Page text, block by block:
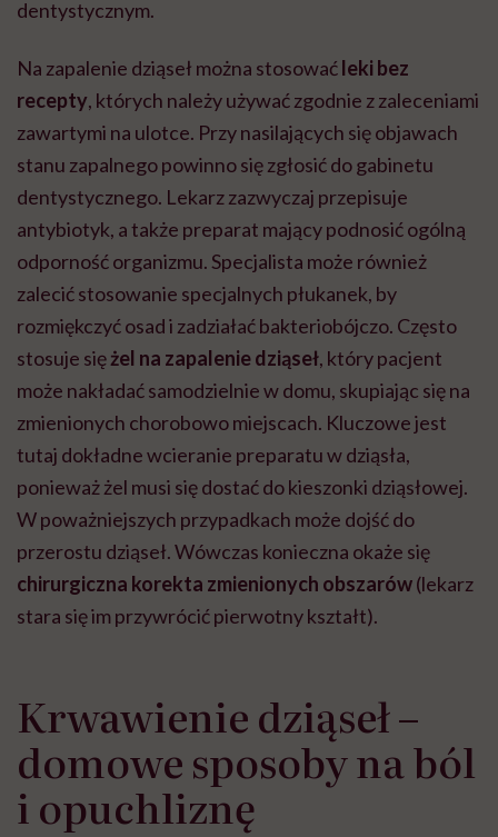
dentystycznym.
Na zapalenie dziąseł można stosowaćleki bez
recepty, których należy używać zgodnie z zaleceniami
zawartymi na ulotce. Przy nasilających się objawach
stanu zapalnego powinno się zgłosić do gabinetu
dentystycznego. Lekarz zazwyczaj przepisuje
antybiotyk, a także preparat mający podnosić ogólną
odporność organizmu. Specjalista może również
zalecić stosowanie specjalnych płukanek, by
rozmiękczyć osad i zadziałać bakteriobójczo. Często
stosuje siężel na zapalenie dziąseł, który pacjent
może nakładać samodzielnie w domu, skupiając się na
zmienionych chorobowo miejscach. Kluczowe jest
tutaj dokładne wcieranie preparatu w dziąsła,
ponieważ żel musi się dostać do kieszonki dziąsłowej.
W poważniejszych przypadkach może dojść do
przerostu dziąseł. Wówczas konieczna okaże się
chirurgiczna korekta zmienionych obszarów(lekarz
stara się im przywrócić pierwotny kształt).
Krwawienie dziąseł –
domowe sposoby na ból
i opuchliznę